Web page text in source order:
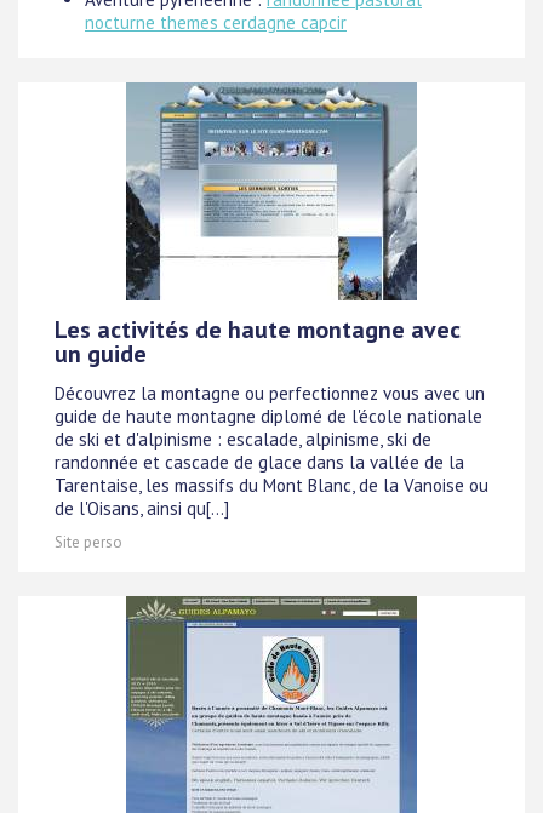
nocturne themes cerdagne capcir
Les activités de haute montagne avec
un guide
Découvrez la montagne ou perfectionnez vous avec un
guide de haute montagne diplomé de l'école nationale
de ski et d'alpinisme : escalade, alpinisme, ski de
randonnée et cascade de glace dans la vallée de la
Tarentaise, les massifs du Mont Blanc, de la Vanoise ou
de l'Oisans, ainsi qu[...]
Site perso